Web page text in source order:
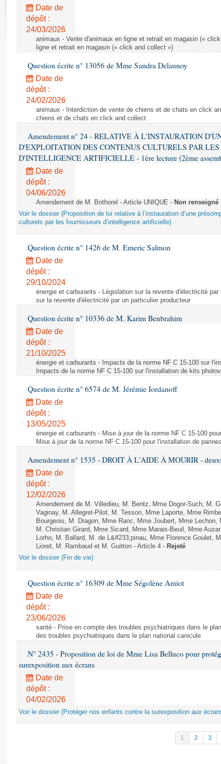
Rapports législatifs
Rapports sur l'application des lois
Baromètre de l’application des lois
Dossiers législatifs
Budget et sécurité sociale
Questions écrites et orales
Comptes rendus des débats
Date de
dépôt :
24/03/2026
animaux - Vente d'animaux en ligne et retrait en magasin («
ligne et retrait en magasin (« click and collect »)
Question écrite n° 13056 de Mme Sandra Delannoy
Date de
dépôt :
24/02/2026
animaux - Interdiction de vente de chiens et de chats en click
chiens et de chats en click and collect
Amendement n° 24 - RELATIVE À L'INSTAURATION
D'EXPLOITATION DES CONTENUS CULTURELS PAR LES
D'INTELLIGENCE ARTIFICIELLE - 1ère lecture (2ème
Date de
dépôt :
04/06/2026
Amendement de M. Bothorel - Article UNIQUE - Non renseigné
Voir le dossier (Proposition de loi relative à l’instauration d’une
culturels par les fournisseurs d’intelligence artificielle)
Question écrite n° 1426 de M. Emeric Salmon
Date de
dépôt :
29/10/2024
énergie et carburants - Législation sur la revente d'électricité
sur la revente d'électricité par un particulier producteur
Question écrite n° 10336 de M. Karim Benbrahim
Date de
dépôt :
21/10/2025
énergie et carburants - Impacts de la norme NF C 15-100 sur
Impacts de la norme NF C 15-100 sur l'installation de kits
Question écrite n° 6574 de M. Jérémie Iordanoff
Date de
dépôt :
13/05/2025
énergie et carburants - Mise à jour de la norme NF C 15-100
Mise à jour de la norme NF C 15-100 pour l'installation de
Amendement n° 1535 - DROIT À L'AIDE À MOURIR -
Date de
dépôt :
12/02/2026
Amendement de M. Villedieu, M. Bentz, Mme Dogor-Such, M.
Vaginay, M. Allegret-Pilot, M. Tesson, Mme Laporte, Mme
Bourgeois, M. Dragon, Mme Ranc, Mme Joubert, Mme
M. Christian Girard, Mme Sicard, Mme Marais-Beuil, Mme
Lorho, M. Ballard, M. de L&#233;pinau, Mme Florence Goulet,
Lioret, M. Rambaud et M. Guitton - Article 4 - Rejeté
Voir le dossier (Fin de vie)
Question écrite n° 16309 de Mme Ségolène Amiot
Date de
dépôt :
23/06/2026
santé - Prise en compte des troubles psychiatriques dans le
des troubles psychiatriques dans le plan national canicule
N° 2435 - Proposition de loi de Mme Lisa Belluco pour
surexposition aux écrans
Date de
dépôt :
04/02/2026
Voir le dossier (Protéger nos enfants contre la surexposition aux
1 2 3